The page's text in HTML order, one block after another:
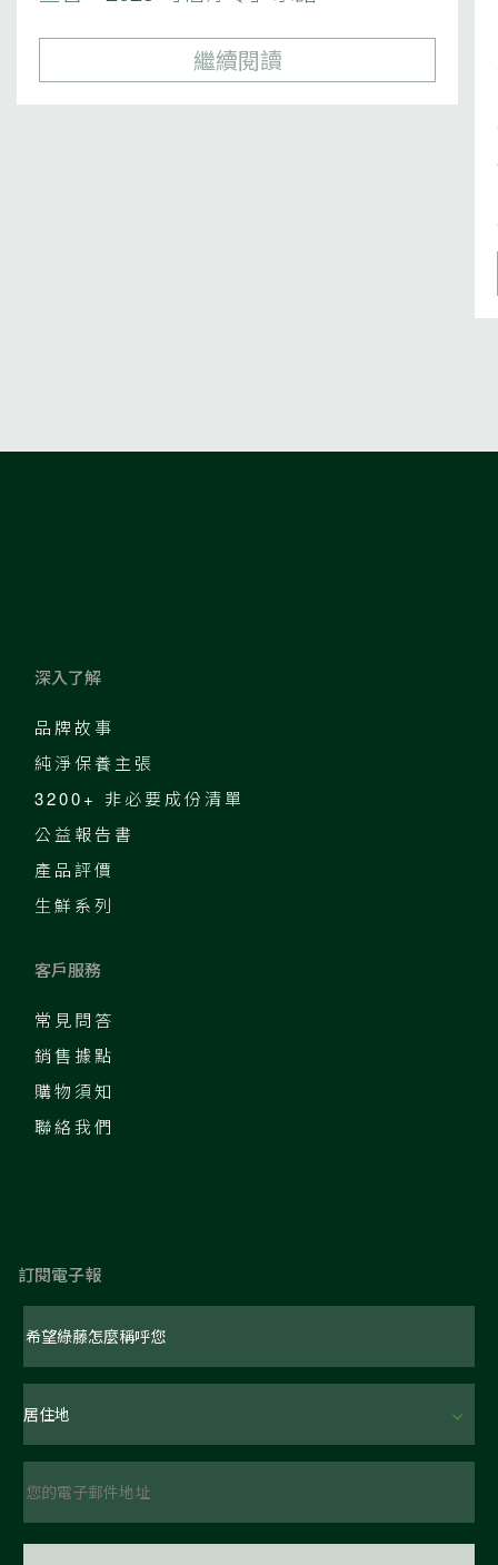
繼續閱讀
深入了解
品牌故事
純淨保養主張
3200+ 非必要成份清單
公益報告書
產品評價
生鮮系列
客戶服務
常見問答
銷售據點
購物須知
聯絡我們
訂閱電子報